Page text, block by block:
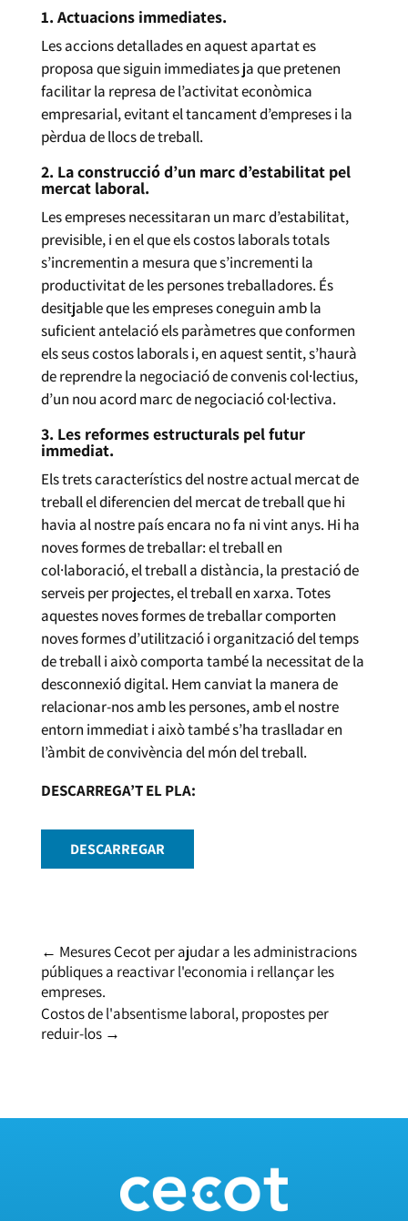
1. Actuacions immediates.
Les accions detallades en aquest apartat es
proposa que siguin immediates ja que pretenen
facilitar la represa de l’activitat econòmica
empresarial, evitant el tancament d’empreses i la
pèrdua de llocs de treball.
2. La construcció d’un marc d’estabilitat pel
mercat laboral.
Les empreses necessitaran un marc d’estabilitat,
previsible, i en el que els costos laborals totals
s’incrementin a mesura que s’incrementi la
productivitat de les persones treballadores. És
desitjable que les empreses coneguin amb la
suficient antelació els paràmetres que conformen
els seus costos laborals i, en aquest sentit, s’haurà
de reprendre la negociació de convenis col·lectius,
d’un nou acord marc de negociació col·lectiva.
3. Les reformes estructurals pel futur
immediat.
Els trets característics del nostre actual mercat de
treball el diferencien del mercat de treball que hi
havia al nostre país encara no fa ni vint anys. Hi ha
noves formes de treballar: el treball en
col·laboració, el treball a distància, la prestació de
serveis per projectes, el treball en xarxa. Totes
aquestes noves formes de treballar comporten
noves formes d’utilització i organització del temps
de treball i això comporta també la necessitat de la
desconnexió digital. Hem canviat la manera de
relacionar-nos amb les persones, amb el nostre
entorn immediat i això també s’ha traslladar en
l’àmbit de convivència del món del treball.
DESCARREGA’T EL PLA:
DESCARREGAR
← Mesures Cecot per ajudar a les administracions
públiques a reactivar l'economia i rellançar les
empreses.
Costos de l'absentisme laboral, propostes per
reduir-los→